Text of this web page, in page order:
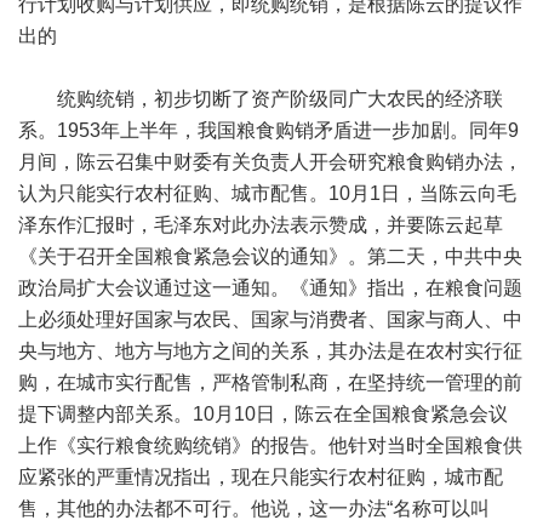
行计划收购与计划供应，即统购统销，是根据陈云的提议作
出的
统购统销，初步切断了资产阶级同广大农民的经济联
系。1953年上半年，我国粮食购销矛盾进一步加剧。同年9
月间，陈云召集中财委有关负责人开会研究粮食购销办法，
认为只能实行农村征购、城市配售。10月1日，当陈云向毛
泽东作汇报时，毛泽东对此办法表示赞成，并要陈云起草
《关于召开全国粮食紧急会议的通知》。第二天，中共中央
政治局扩大会议通过这一通知。《通知》指出，在粮食问题
上必须处理好国家与农民、国家与消费者、国家与商人、中
央与地方、地方与地方之间的关系，其办法是在农村实行征
购，在城市实行配售，严格管制私商，在坚持统一管理的前
提下调整内部关系。10月10日，陈云在全国粮食紧急会议
上作《实行粮食统购统销》的报告。他针对当时全国粮食供
应紧张的严重情况指出，现在只能实行农村征购，城市配
售，其他的办法都不可行。他说，这一办法“名称可以叫